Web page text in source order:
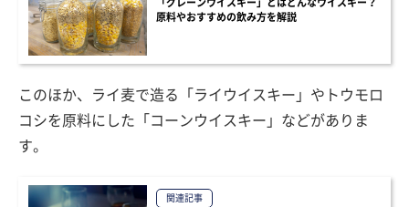
原料やおすすめの飲み方を解説
このほか、ライ麦で造る「ライウイスキー」やトウモロ
コシを原料にした「コーンウイスキー」などがありま
す。
関連記事